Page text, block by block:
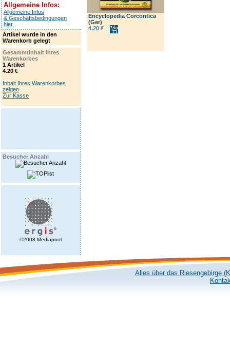
Allgemeine Infos:
Allgemeine Infos
& Geschäftsbedingungen
hier
Artikel wurde in den
Warenkorb gelegt
Gesammtinhalt Ihres
Warenkorbes
1 Artikel
4.20 €
Inhalt Ihres Warenkorbes
zeigen
Zur Kasse
Besucher Anzahl
©2008 Mediapool
Encyclopedia Corcontica
(Ger)
4.20 €
Alles über das Riesengebirge